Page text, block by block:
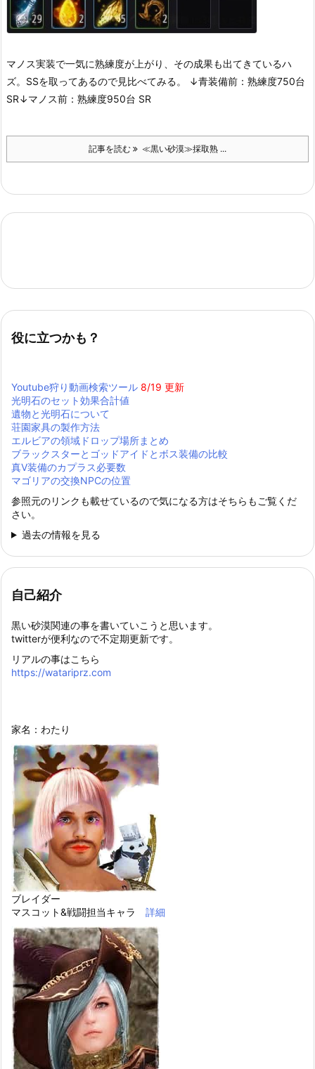
マノス実装で一気に熟練度が上がり、その成果も出てきているハ
ズ。 SSを取ってあるので見比べてみる。
↓青装備前：熟練度750台
SR↓マノス前：熟練度950台 SR
記事を読む ≪黒い砂漠≫採取熟 ...
役に立つかも？
Youtube狩り動画検索ツール 8/19 更新
光明石のセット効果合計値
遺物と光明石について
荘園家具の製作方法
エルビアの領域ドロップ場所まとめ
ブラックスターとゴッドアイドとボス装備の比較
真Ⅴ装備のカプラス必要数
マゴリアの交換NPCの位置
参照元のリンクも載せているので気になる方はそちらもご覧くだ
さい。
過去の情報を見る
自己紹介
黒い砂漠関連の事を書いていこうと思います。
twitterが便利なので不定期更新です。
リアルの事はこちら
https://watariprz.com
家名：わたり
ブレイダー
マスコット&戦闘担当キャラ 詳細